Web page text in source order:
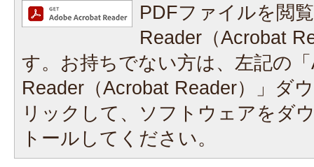
PDFファイルを閲
Reader（Acrobat
す。お持ちでない方は、左記の
Reader（Acrobat Reader）」ダ
リックして、ソフトウェアをダ
トールしてください。